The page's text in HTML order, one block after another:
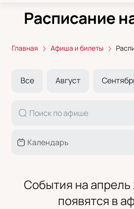
Расписание
Главная Афиша и билеты
Все Август
События на апрель
появятся в